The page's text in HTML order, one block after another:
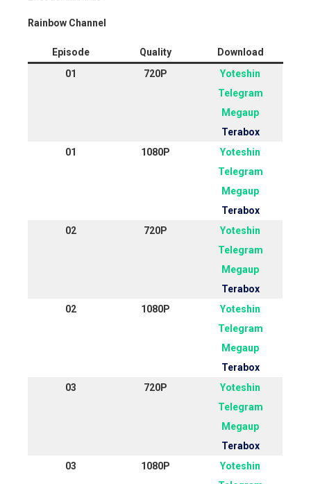
Rainbow Channel
Episode Quality
Download
01
720P
Yoteshin
Telegram
Megaup
Terabox
01
1080P
Yoteshin
Telegram
Megaup
Terabox
02
720P
Yoteshin
Telegram
Megaup
Terabox
02
1080P
Yoteshin
Telegram
Megaup
Terabox
03
720P
Yoteshin
Telegram
Megaup
Terabox
03
1080P
Yoteshin